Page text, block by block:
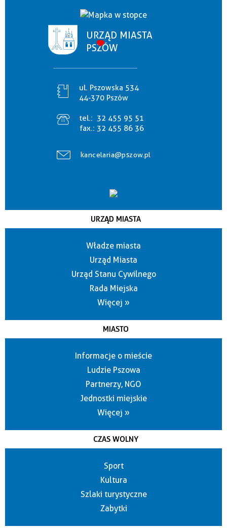
URZĄD MIASTA
PSZÓW
ul. Pszowska 534
44-370 Pszów
tel.: 32 455 95 51
fax.: 32 455 86 36
kancelaria@pszow.pl
URZĄD MIASTA
Władze miasta
Urząd Miasta
Urząd Stanu Cywilnego
Rada Miejska
Więcej »
MIASTO
Informacje o mieście
Ludzie Pszowa
Partnerzy, NGO
Jednostki miejskie
Więcej »
CZAS WOLNY
Sport
Kultura
Szlaki turystyczne
Zabytki